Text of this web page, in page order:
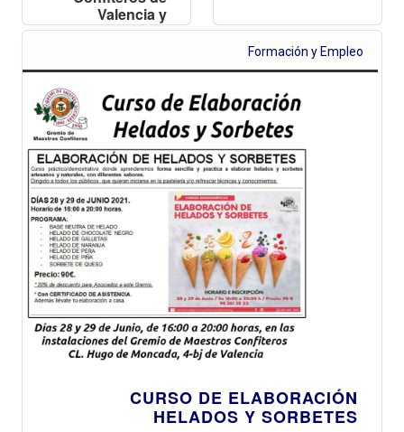
Valencia y
Provincia
Formación y Empleo
CURSO DE ELABORACIÓN
HELADOS Y SORBETES